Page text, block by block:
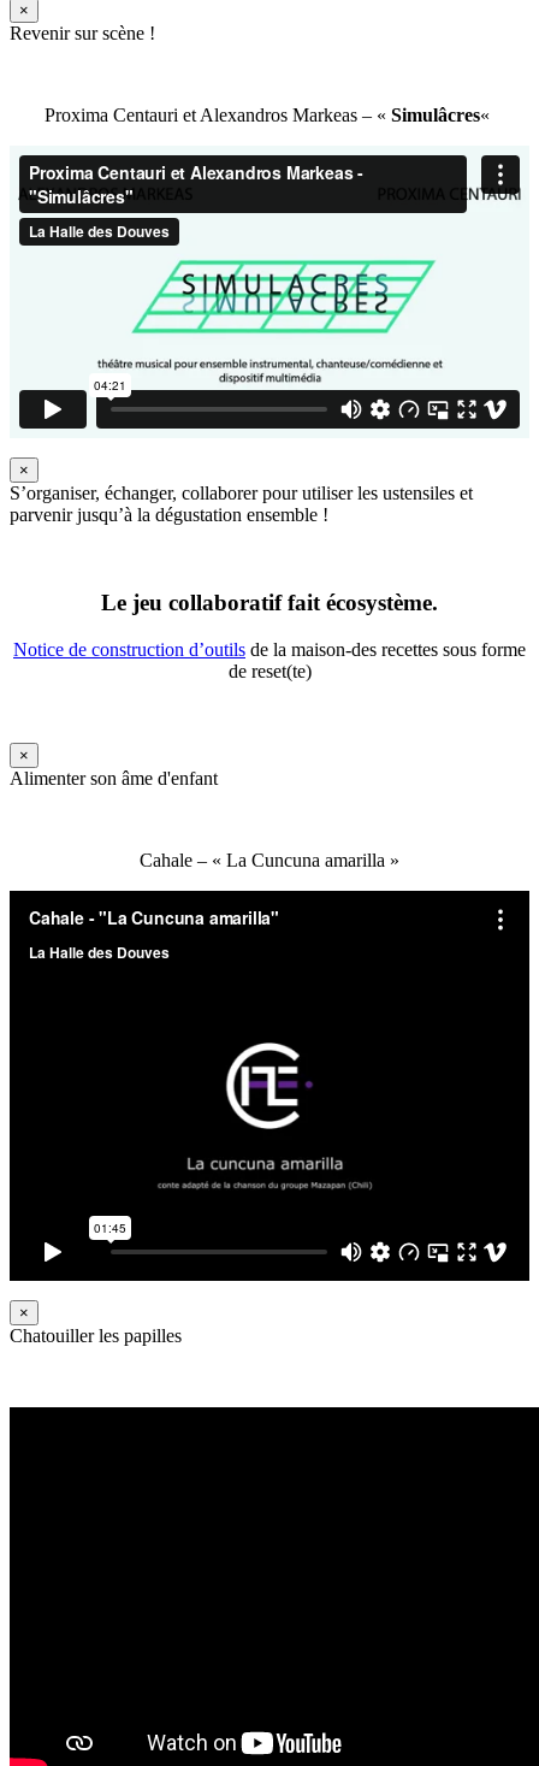
×
Revenir sur scène !
Proxima Centauri et Alexandros Markeas – « Simulâcres«
×
S’organiser, échanger, collaborer pour utiliser les ustensiles et
parvenir jusqu’à la dégustation ensemble !
Le jeu collaboratif fait écosystème.
Notice de construction d’outils de la maison-des recettes sous forme
de reset(te)
×
Alimenter son âme d'enfant
Cahale – « La Cuncuna amarilla »
×
Chatouiller les papilles